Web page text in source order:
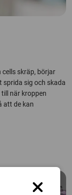
cells skräp, börjar
sprida sig och skada
när kroppen
att de kan